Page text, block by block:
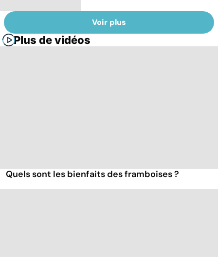
Voir plus
Plus de vidéos
Quels sont les bienfaits des framboises ?